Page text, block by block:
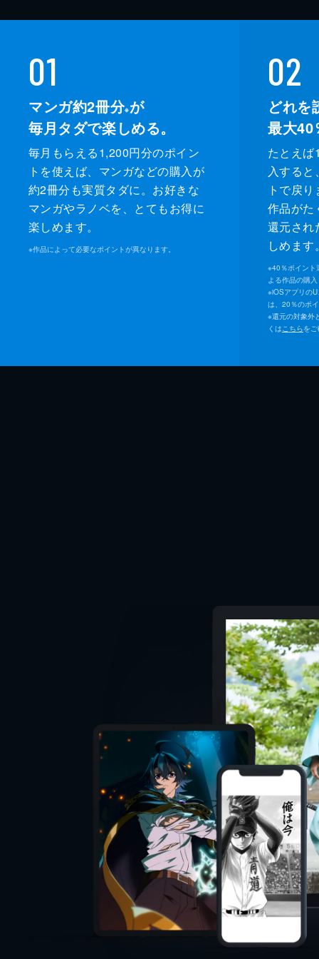
01
マンガ約2冊分※が
毎月タダで楽しめる。
毎月もらえる1,200円分のポイン
トを使えば、マンガなどの購入が
約2冊分も実質タダに。お好きな
マンガやラノベを、とてもお得に
楽しめます。
※作品によって必要なポイントが異なります。
02
どれを
最大40
たとえ
入する
トで戻
作品がた
還元され
しめます
※40％ポイント
よる作品の購
※iOSアプリの
は、20％のポ
※還元の対象外
くはこちらを